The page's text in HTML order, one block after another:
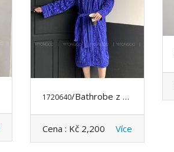
1720640/Bathrobe z DIOR
Cena : Kč 2,200 Více